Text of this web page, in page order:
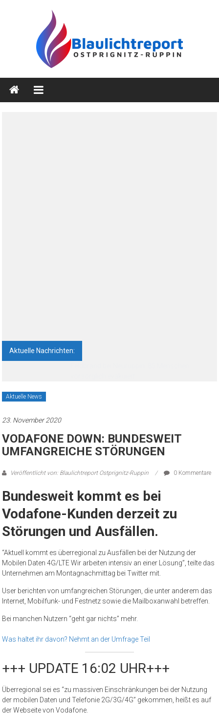
Blaulichtreport
Ostprignitz-
Aktuelle Nachrichten:
Aktuelle News
23. November 2020
VODAFONE DOWN: BUNDESWEIT
UMFANGREICHE STÖRUNGEN
Veröffentlicht von: Blaulichtreport Ostprignitz-Ruppin 0 Kommentare
Bundesweit kommt es bei
Vodafone-Kunden derzeit zu
Störungen und Ausfällen.
“Aktuell kommt es überregional zu Ausfällen bei der Nutzung der
Mobilen Daten 4G/LTE Wir arbeiten intensiv an einer Lösung”, teilte das
Unternehmen am Montagnachmittag bei Twitter mit.
User berichten von umfangreichen Störungen, die unter anderem das
Internet, Mobilfunk- und Festnetz sowie die Mailboxanwahl betreffen.
Bei manchen Nutzern “geht gar nichts” mehr.
Was haltet ihr davon? Nehmt an der Umfrage Teil
+++ UPDATE 16:02 UHR+++
Überregional sei es “zu massiven Einschränkungen bei der Nutzung
der mobilen Daten und Telefonie 2G/3G/4G” gekommen, heißt es auf
der Webseite von Vodafone.